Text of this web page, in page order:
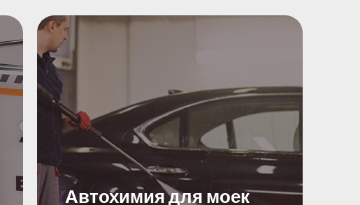
Автохимия для моек